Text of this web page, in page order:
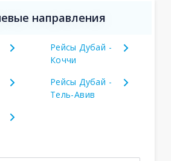
направления
Рейсы Дубай -
Коччи
Рейсы Дубай -
Тель-Авив